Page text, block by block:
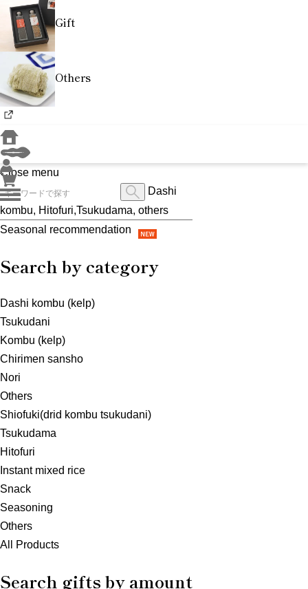
Gift
Others
Close menu
Dashi
kombu, Hitofuri,Tsukudama, others
Seasonal recommendation
Search by category
Dashi kombu (kelp)
Tsukudani
Kombu (kelp)
Chirimen sansho
Nori
Others
Shiofuki(drid kombu tsukudani)
Tsukudama
Hitofuri
Instant mixed rice
Snack
Seasoning
Others
All Products
Search gifts by amount